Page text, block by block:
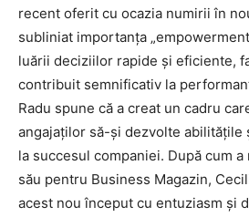
recent oferit cu ocazia numirii în
subliniat importanţa
luării deciziilor rapide şi eficiente,
contribuit semnificativ la
Radu spune că a creat un cadru
angajaţilor să-şi dezvolte abilităţile
la succesul companiei. După cum
său pentru Business Magazin,
acest nou început cu entuziasm şi